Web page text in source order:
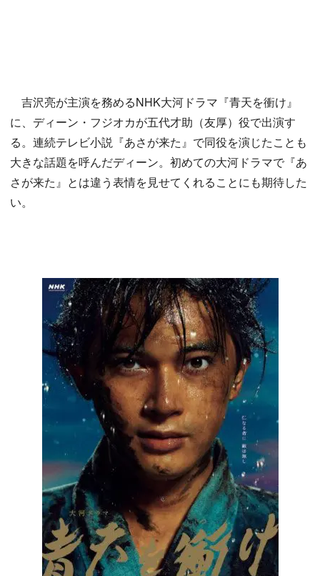
吉沢亮が主演を務めるNHK大河ドラマ『青天を衝け』
に、ディーン・フジオカが五代才助（友厚）役で出演す
る。連続テレビ小説『あさが来た』で同役を演じたことも
大きな話題を呼んだディーン。初めての大河ドラマで『あ
さが来た』とは違う表情を見せてくれることにも期待した
い。